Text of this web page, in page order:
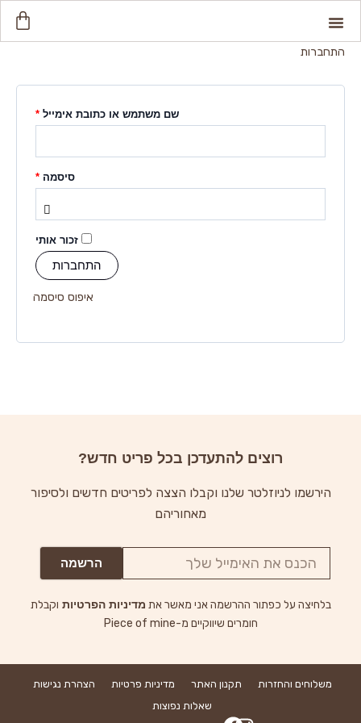
לתוכן
התחברות
שם משתמש או כתובת אימייל *
חובה
סיסמה *
חובה
זכור אותי
התחברות
איפוס סיסמה
רוצים להתעדכן בכל פריט חדש?
הירשמו לניוזלטר שלנו וקבלו הצצה לפריטים חדשים ולסיפור
מאחוריהם
הרשמה
בלחיצה על כפתור ההרשמה אני מאשר את מדיניות הפרטיות וקבלת
חומרים שיווקיים מ-Piece of mine
משלוחים והחזרות תקנון האתר מדיניות פרטיות
הצהרת נגישות
שאלות נפוצות